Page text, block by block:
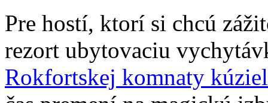
Pre hostí, ktorí si chcú
rezort ubytovaciu
Rokfortskej komnaty kúziel